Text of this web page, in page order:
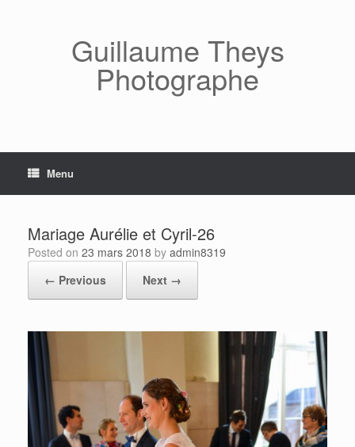
Guillaume Theys
Photographe
Menu
Mariage Aurélie et Cyril-26
Posted on 23 mars 2018 by admin8319
← Previous
Next →